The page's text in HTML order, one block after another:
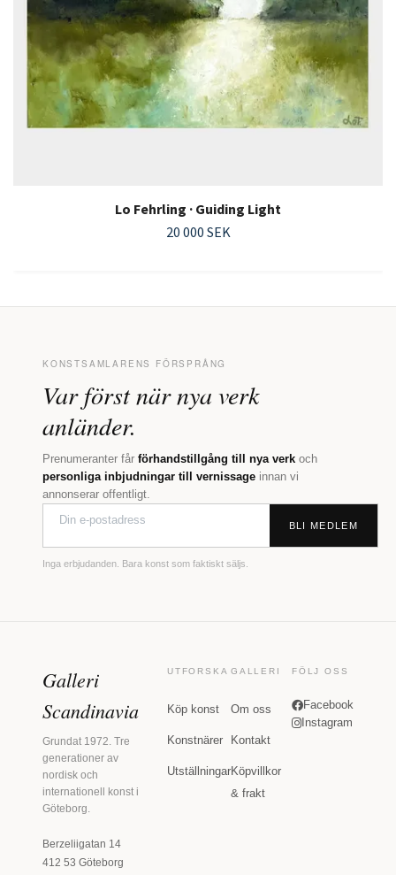
Lo Fehrling · Guiding Light
20 000 SEK
KONSTSAMLARENS FÖRSPRÅNG
Var först när nya verk
anländer.
Prenumeranter får förhandstillgång till nya verk och
personliga inbjudningar till vernissage innan vi
annonserar offentligt.
BLI MEDLEM
Inga erbjudanden. Bara konst som faktiskt säljs.
Galleri
Scandinavia
Grundat 1972. Tre
generationer av
nordisk och
internationell konst i
Göteborg.
Berzeliigatan 14
412 53 Göteborg
UTFORSKA
Köp konst
Konstnärer
Utställningar
GALLERI
Om oss
Kontakt
Köpvillkor
& frakt
FÖLJ OSS
Facebook
Instagram